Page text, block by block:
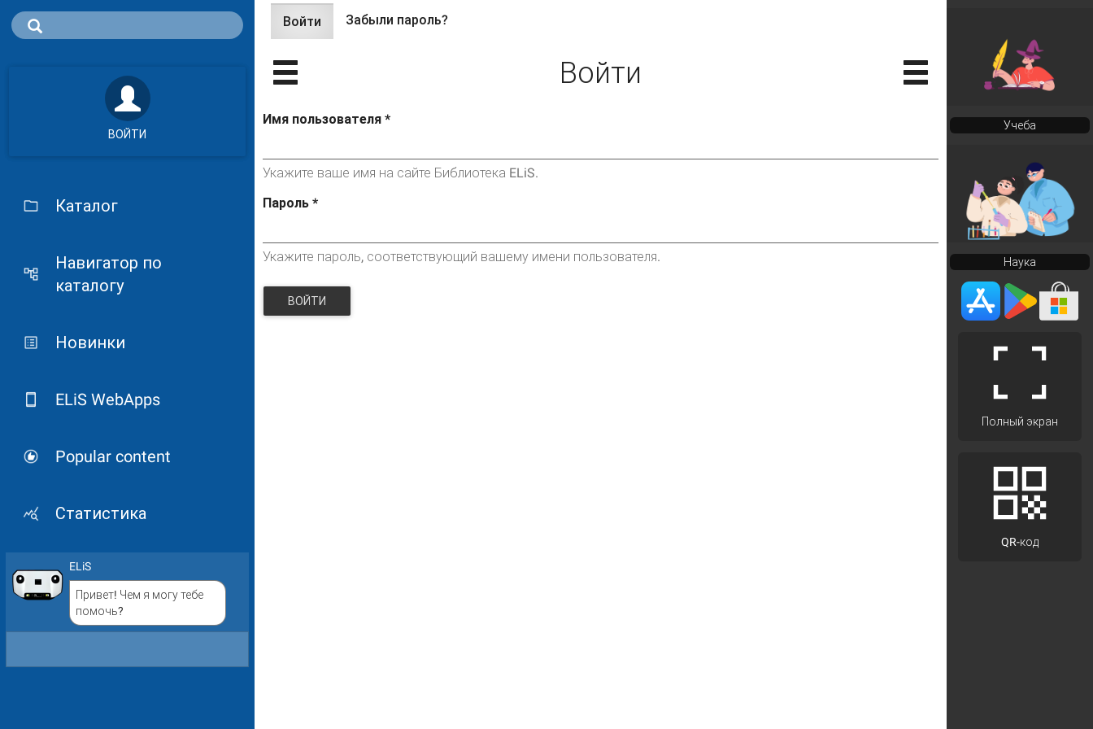
ВОЙТИ
Каталог
Навигатор по
каталогу
Новинки
ELiS WebApps
Popular content
Статистика
ELiS
Привет! Чем я могу тебе
помочь?
Главные вкладки
Войти (активная
вкладка)
Забыли пароль?
Войти
Имя пользователя*
Укажите ваше имя на сайте Библиотека ELiS.
Пароль*
Укажите пароль, соответствующий вашему имени пользователя.
ВОЙТИ
Учеба
Наука
Полный экран
QR-код